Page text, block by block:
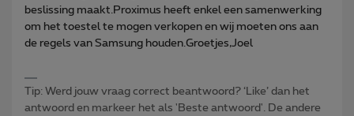
beslissing maakt.Proximus heeft enkel een samenwerking
om het toestel te mogen verkopen en wij moeten ons aan
de regels van Samsung houden.Groetjes,Joel
Tip: Werd jouw vraag correct beantwoord? ‘Like’ dan het
antwoord en markeer het als 'Beste antwoord'. De andere